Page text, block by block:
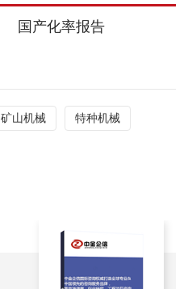
国产化率报告
矿山机械 特种机械